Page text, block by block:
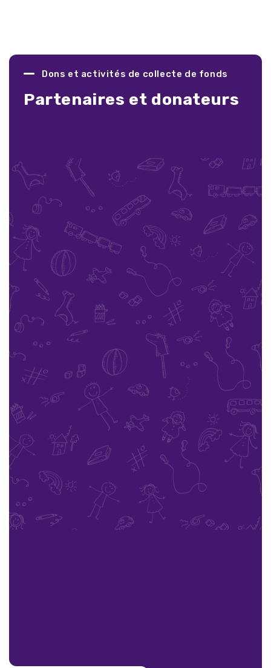
Dons et activités de collecte de fonds
Partenaires et donateurs